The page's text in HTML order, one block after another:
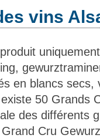
vins
en blancs secs,
50 Grands
des différents
Cru